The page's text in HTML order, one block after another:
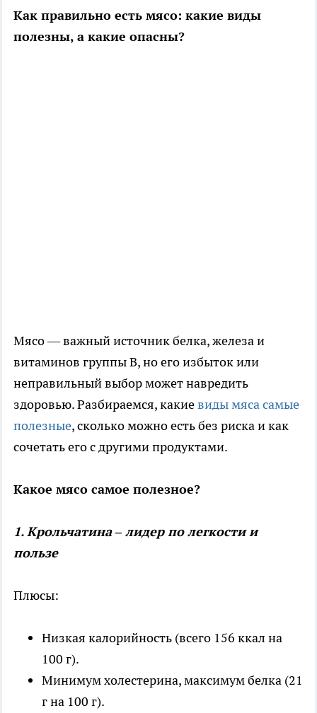
Как правильно есть мясо: какие виды
полезны, а какие опасны?
Мясо — важный источник белка, железа и
витаминов группы B, но его избыток или
неправильный выбор может навредить
здоровью. Разбираемся, какиевиды мяса самые
полезные, сколько можно есть без риска и как
сочетать его с другими продуктами.
Какое мясо самое полезное?
1. Крольчатина – лидер по легкости и
пользе
Плюсы:
Низкая калорийность (всего 156 ккал на
100 г).
Минимум холестерина, максимум белка (21
г на 100 г).